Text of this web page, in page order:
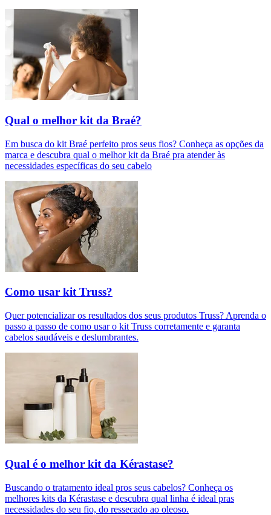
Qual o melhor kit da Braé?
Em busca do kit Braé perfeito pros seus fios? Conheça as opções da
marca e descubra qual o melhor kit da Braé pra atender às
necessidades específicas do seu cabelo
Como usar kit Truss?
Quer potencializar os resultados dos seus produtos Truss? Aprenda o
passo a passo de como usar o kit Truss corretamente e garanta
cabelos saudáveis e deslumbrantes.
Qual é o melhor kit da Kérastase?
Buscando o tratamento ideal pros seus cabelos? Conheça os
melhores kits da Kérastase e descubra qual linha é ideal pras
necessidades do seu fio, do ressecado ao oleoso.